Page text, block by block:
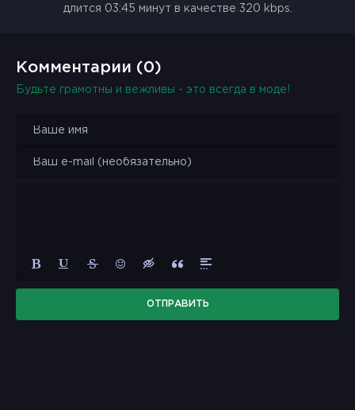
длится 03:45 минут в качестве 320 kbps.
Комментарии (0)
Будьте грамотны и вежливы - это всегда в моде!
ОТПРАВИТЬ